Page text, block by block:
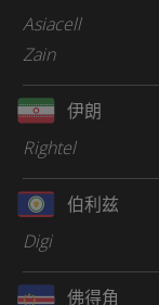
Asiacell
Zain
伊朗
Rightel
伯利兹
Digi
佛得角